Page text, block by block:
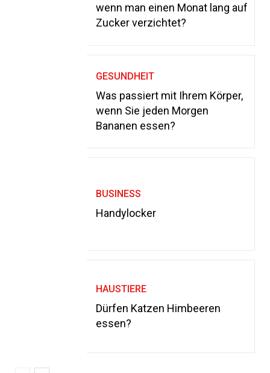
wenn man einen Monat lang auf
Zucker verzichtet?
GESUNDHEIT
Was passiert mit Ihrem Körper,
wenn Sie jeden Morgen
Bananen essen?
BUSINESS
Handylocker
HAUSTIERE
Dürfen Katzen Himbeeren
essen?